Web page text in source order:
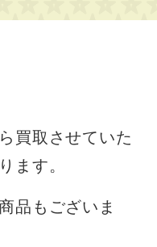
買取させていた
ます。
品もございま